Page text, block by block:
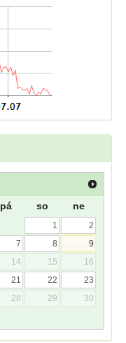
pá so ne
1
2
7 8
9
14 15
16
21 22
23
28 29
30